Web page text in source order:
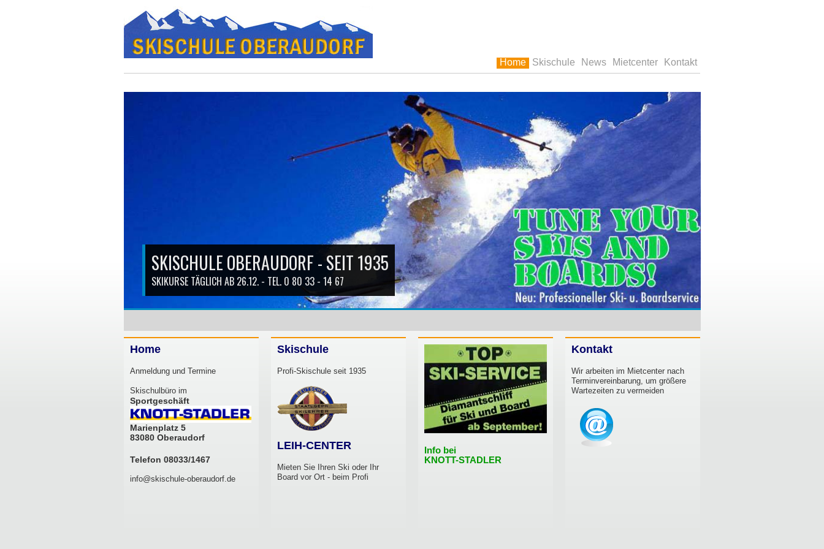
Home Skischule News Mietcenter Kontakt
Home
Anmeldung und Termine
Skischulbüro im
Sportgeschäft
Marienplatz 5
83080 Oberaudorf
Telefon 08033/1467
info@skischule-oberaudorf.de
Skischule
Profi-Skischule seit 1935
LEIH-CENTER
Mieten Sie Ihren Ski oder Ihr
Board vor Ort - beim Profi
Info bei
KNOTT-STADLER
Kontakt
Wir arbeiten im Mietcenter nach
Terminvereinbarung, um größere
Wartezeiten zu vermeiden